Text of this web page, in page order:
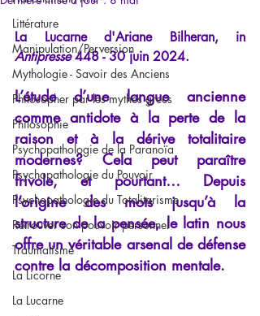
Littérature
Manipulation/Perversion
Mythologie - Savoir des Anciens
Philosopher par les mythes grecs
Philosophie
Psychopathologie de la Paranoïa
Psychopathologie du Pouvoir
Psychopathologie du Totalitarisme
Retrouver son pouvoir personnel
Traumatisme
La Licorne
La Lucarne
Antipresse 448 - 30 juin 2024.
L’étude d’une langue ancienne
comme antidote à la perte de la
raison et à la dérive totalitaire
modernes? Cela peut paraître
frivole, et pourtant… Depuis
l’origine des mots jusqu’à la
structure de la pensée, le latin nous
offre un véritable arsenal de défense
contre la décomposition mentale.